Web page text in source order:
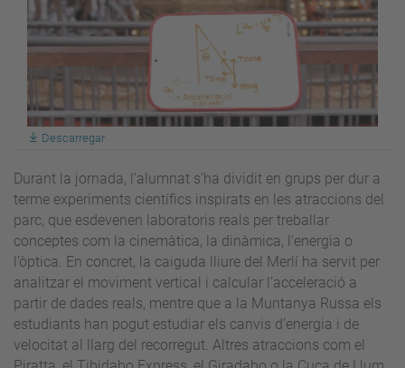
Descarregar
Durant la jornada, l’alumnat s’ha dividit en grups per dur a
terme experiments científics inspirats en les atraccions del
parc, que esdevenen laboratoris reals per treballar
conceptes com la cinemàtica, la dinàmica, l’energia o
l’òptica. En concret, la caiguda lliure del Merlí ha servit per
analitzar el moviment vertical i calcular l’acceleració a
partir de dades reals, mentre que a la Muntanya Russa els
estudiants han pogut estudiar els canvis d’energia i de
velocitat al llarg del recorregut. Altres atraccions com el